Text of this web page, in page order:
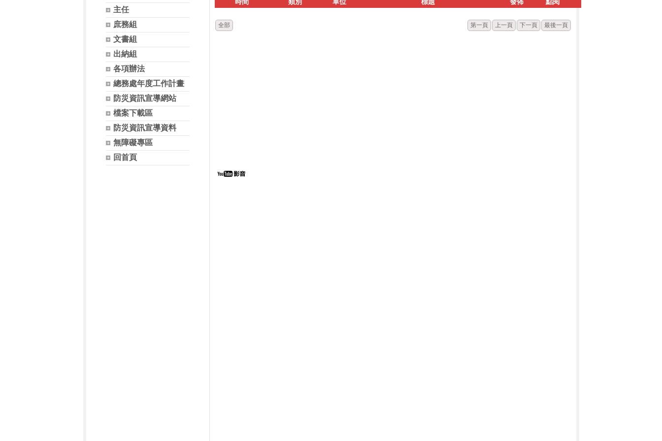
主任
庶務組
文書組
出納組
各項辦法
總務處年度工作計畫
防災資訊宣導網站
檔案下載區
防災資訊宣導資料
無障礙專區
回首頁
全部 第一頁 上一頁 下一頁 最後一頁